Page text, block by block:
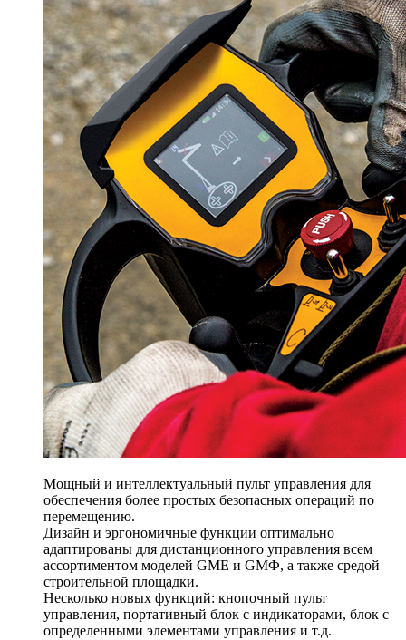
Мощный и интеллектуальный пульт управления для
обеспечения более простых безопасных операций по
перемещению.
Дизайн и эргономичные функции оптимально
адаптированы для дистанционного управления всем
ассортиментом моделей GME и GMФ, а также средой
строительной площадки.
Несколько новых функций: кнопочный пульт
управления, портативный блок с индикаторами, блок с
определенными элементами управления и т.д.